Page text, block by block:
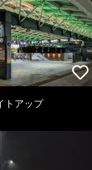
トアップ